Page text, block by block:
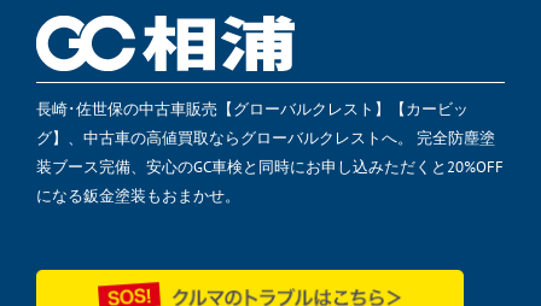
長崎･佐世保の中古車販売【グローバルクレスト】【カービッ
グ】、中古車の高値買取ならグローバルクレストへ。 完全防塵塗
装ブース完備、安心のGC車検と同時にお申し込みただくと20%OFF
になる鈑金塗装もおまかせ。